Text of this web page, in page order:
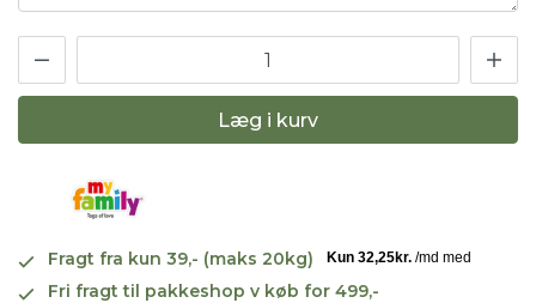
Læg i kurv
Fragt fra kun 39,- (maks 20kg)
Fri fragt til pakkeshop v køb for 499,-